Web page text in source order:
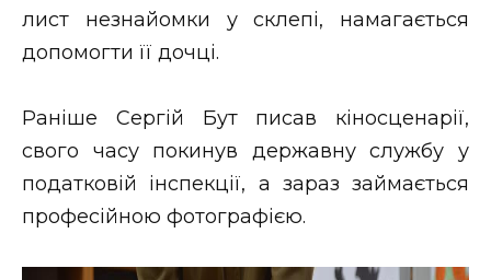
лист незнайомки у склепі, намагається
допомогти її дочці.
Раніше Сергій Бут писав кіносценарії,
свого часу покинув державну службу у
податковій інспекції, а зараз займається
професійною фотографією.